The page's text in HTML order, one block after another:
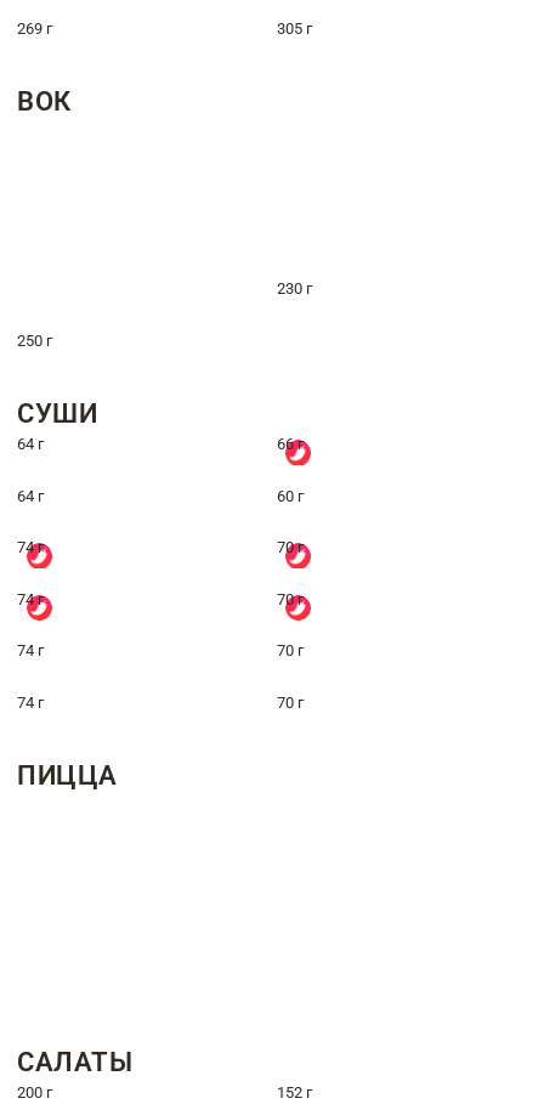
269 г 305 г
ВОК
230 г
250 г
СУШИ
64 г 66 г
64 г 60 г
74 г 70 г
74 г 70 г
74 г 70 г
74 г 70 г
ПИЦЦА
САЛАТЫ
200 г 152 г